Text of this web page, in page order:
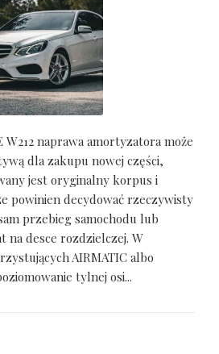
W212 naprawa amortyzatora może
dla zakupu nowej części,
jest oryginalny korpus i
powinien decydować rzeczywisty
przebieg samochodu lub
na desce rozdzielczej. W
AIRMATIC albo
tylnej osi...